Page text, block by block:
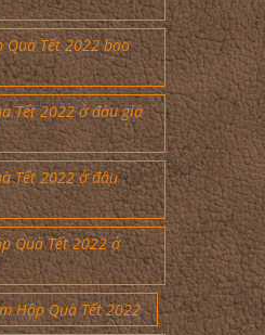
Quà Tết 2022 bao
Tết 2022 ở đâu giá
Tết 2022 ở đâu
Quà Tết 2022 ở
Hộp Quà Tết 2022